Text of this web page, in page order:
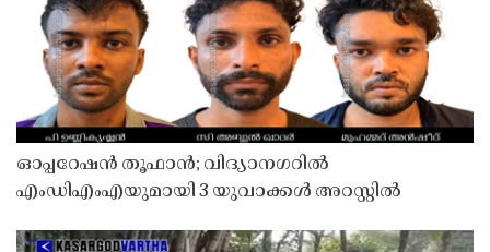
ഓപ്പറേഷൻ തൂഫാൻ; വിദ്യാനഗറിൽ
എംഡിഎംഎയുമായി 3 യുവാക്കൾ അറസ്റ്റിൽ